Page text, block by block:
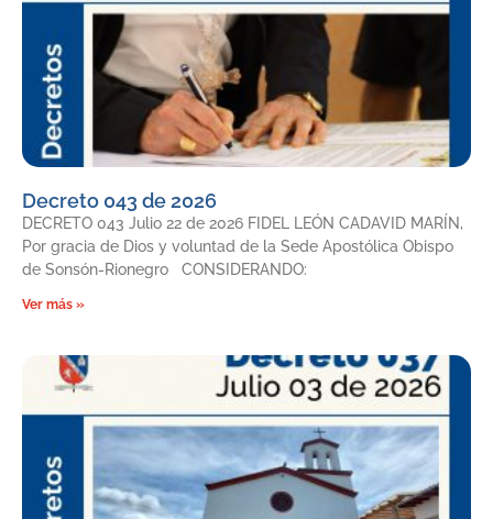
Decreto 043 de 2026
DECRETO 043 Julio 22 de 2026 FIDEL LEÓN CADAVID MARÍN,
Por gracia de Dios y voluntad de la Sede Apostólica Obispo
de Sonsón-Rionegro CONSIDERANDO:
Ver más »